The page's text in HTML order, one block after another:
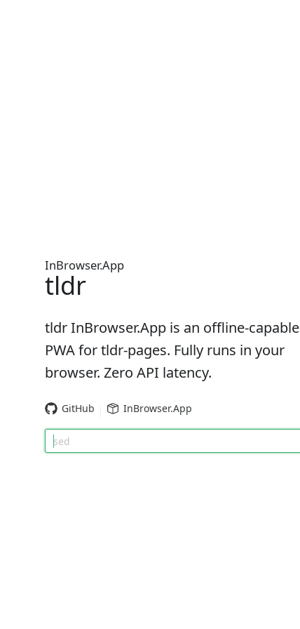
InBrowser.App
tldr
tldr InBrowser.App is an offline-capable
PWA for tldr-pages. Fully runs in your
browser. Zero API latency.
GitHub InBrowser.App
sed